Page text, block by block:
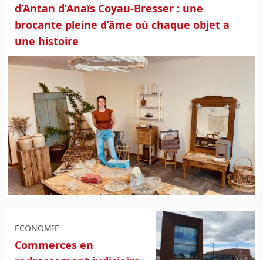
d’Antan d’Anaïs Coyau-Bresser : une
brocante pleine d’âme où chaque objet a
une histoire
ECONOMIE
Commerces en